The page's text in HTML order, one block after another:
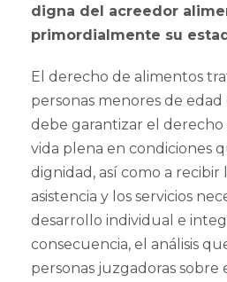
digna del acreedor
primordialmente su
El derecho de alimentos
personas menores de edad
debe garantizar el
vida plena en condiciones
dignidad, así como a recibir
asistencia y los servicios
desarrollo individual e
consecuencia, el análisis
personas juzgadoras sobre